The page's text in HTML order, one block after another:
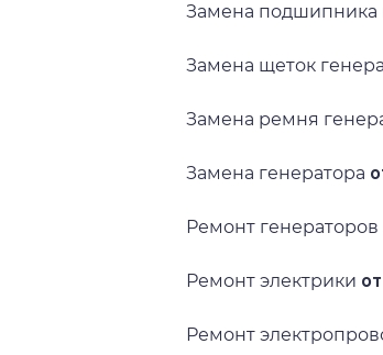
Замена подшипника
Замена щеток
Замена ремня
Замена генератора
Ремонт генераторов
Ремонт электрики
Ремонт